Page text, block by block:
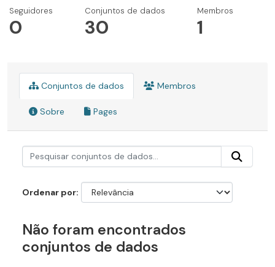
Seguidores
0
Conjuntos de dados
30
Membros
1
Conjuntos de dados Membros
Sobre Pages
Ordenar por
Não foram encontrados
conjuntos de dados